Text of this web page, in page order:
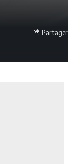
Partager